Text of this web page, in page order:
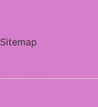
Sitemap